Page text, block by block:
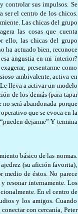
controlar sus impulsos. Se
ser el centro de los chicos.
Las chicas del grupo
las cosas que cuenta
ello, las chicas del grupo
ha actuado bien, reconoce
angustia en mi interior?
presentarme como
ambivalente, activa en
lleva a activar un modelo
de los demás (para tapar
no será abandonada porque
que se evoca en la
dejarme” Y termina
básico de las normas.
(su afición favorita),
medio de éstos. No parece
resonar internamente. Los
En el centro de
y los amigos. Cuando
con cercanía, Peter